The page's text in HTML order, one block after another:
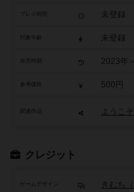
未登録
未登録
2023年～
参考価格 500円
関連作品 ようこ
クレジット
ゲームデザイン きむち